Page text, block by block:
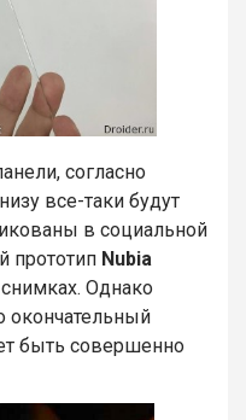
согласно
все-таки будут
в социальной
прототип Nubia
Однако
окончательный
быть совершенно